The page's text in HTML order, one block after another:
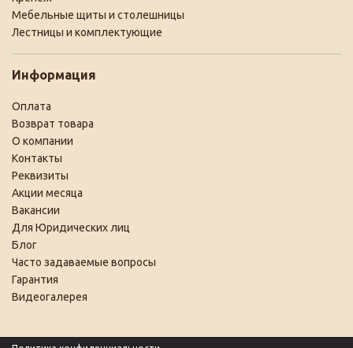
Мебельные щиты и столешницы
Лестницы и комплектующие
Информация
Оплата
Возврат товара
О компании
Контакты
Реквизиты
Акции месяца
Вакансии
Для Юридических лиц
Блог
Часто задаваемые вопросы
Гарантия
Видеогалерея